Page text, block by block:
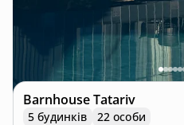
Barnhouse Tatariv
5 будинків
22 особи